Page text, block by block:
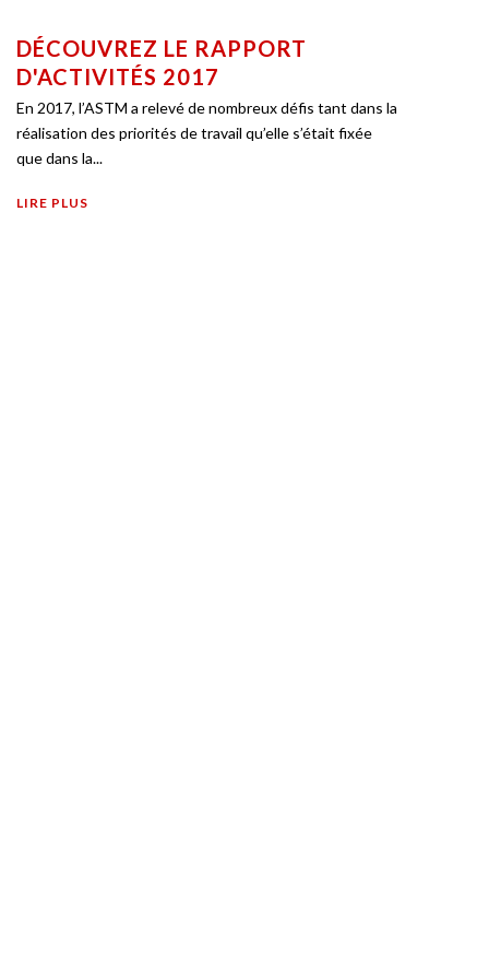
DÉCOUVREZ LE RAPPORT
D'ACTIVITÉS 2017
En 2017, l’ASTM a relevé de nombreux défis tant dans la
réalisation des priorités de travail qu’elle s’était fixée
que dans la...
LIRE PLUS